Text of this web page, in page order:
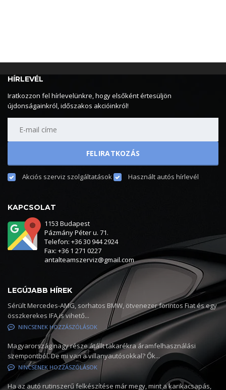
HÍRLEVÉL
Iratkozzon fel hírlevelünkre, hogy elsőként értesüljön
újdonságainkról, időszakos akcióinkról!
Akciós szerviz szolgáltatások Használt autós hírlevél
KAPCSOLAT
1153 Budapest
Pázmány Péter u. 71.
Telefon: +36 30 944 2924
Fax: +36 1 271 0227
antalteamszerviz@gmail.com
LEGÚJABB HÍREK
Sérült Mercedes-AMG, sorhatos BMW, ötvenezer forintos Fiat és egy
összkerekes IFA is vihető...
NINCSENEK HOZZÁSZÓLÁSOK
Magyarország nagy része átállt takarékra áramfelhasználási
szempontból. De mi van a villanyautósokkal? Ők...
NINCSENEK HOZZÁSZÓLÁSOK
Ha az autó rutinszerű felkészítése már megy, mint a karikacsapás,